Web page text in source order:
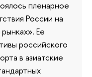
пленарное
России на
Ее
российского
в азиатские